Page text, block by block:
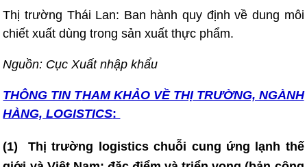
Thị trường Thái Lan: Ban hành quy định về dung môi
chiết xuất dùng trong sản xuất thực phẩm.
Nguồn: Cục Xuất nhập khẩu
THÔNG TIN THAM KHẢO VỀ THỊ TRƯỜNG, NGÀNH
HÀNG, LOGISTICS:
(1)Thị trường logistics chuỗi cung ứng lạnh thế